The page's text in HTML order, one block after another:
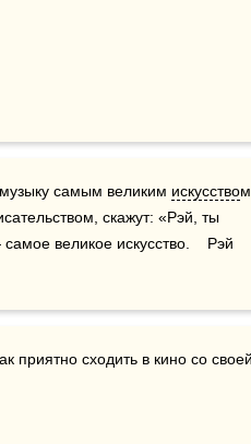
самым великим искусством
скажут: «Рэй, ты
великое искусство.    Рэй